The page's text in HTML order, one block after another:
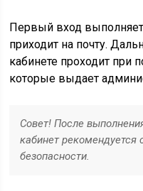
Первый вход
приходит на почту.
кабинете проходит при
которые выдает
Совет! После
кабинет рекомендуется
безопасности.